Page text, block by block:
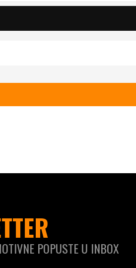
POPUSTE U INBOX